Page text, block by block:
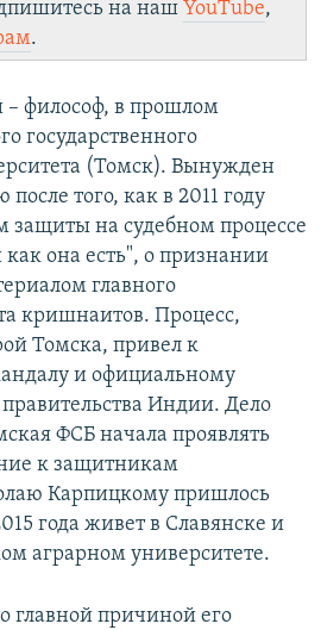
на наш YouTube,
.
философ, в прошлом
государственного
(Томск). Вынужден
того, как в 2011 году
защиты на судебном процессе
она есть", о признании
главного
кришнаитов. Процесс,
Томска, привел к
и официальному
правительства Индии. Дело
ФСБ начала проявлять
к защитникам
Карпицкому пришлось
года живет в Славянске и
аграрном университете.
главной причиной его